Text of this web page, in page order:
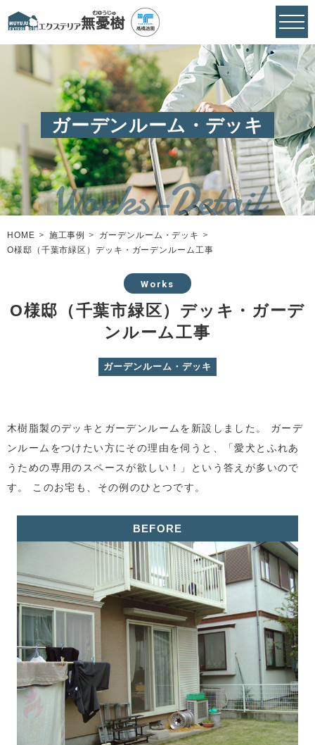
ガーデンルーム・デッキ
HOME 施工事例
ガーデンルーム・デッキ
O様邸（千葉市緑区）デッキ・ガーデンルーム工事
Works
O様邸（千葉市緑区）デッキ・ガーデ
ンルーム工事
ガーデンルーム・デッキ
木樹脂製のデッキとガーデンルームを新設しました。 ガーデ
ンルームをつけたい方にその理由を伺うと、「愛犬とふれあ
うための専用のスペースが欲しい！」という答えが多いので
す。 このお宅も、その例のひとつです。
BEFORE